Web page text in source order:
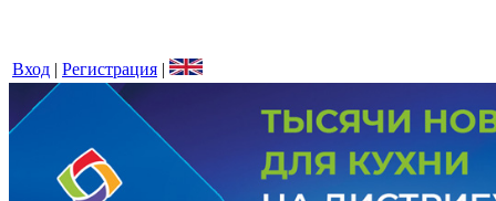
Вход | Регистрация |